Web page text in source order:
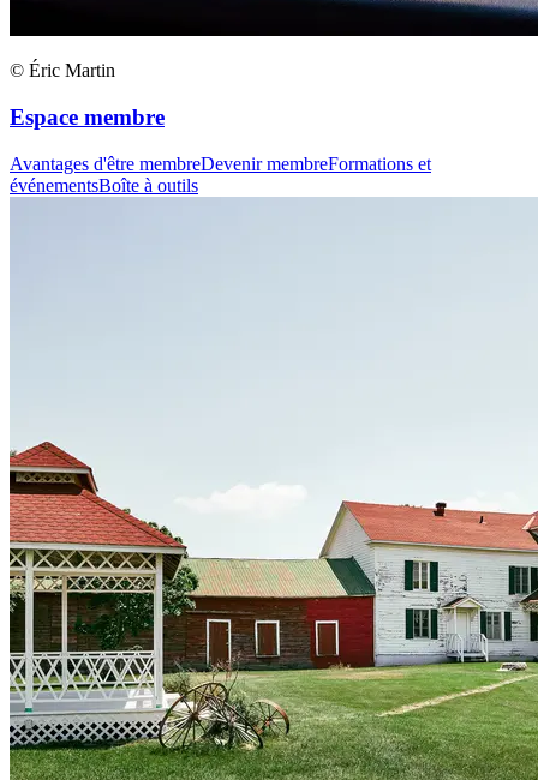
© Éric Martin
Espace membre
Avantages d'être membreDevenir membreFormations et
événementsBoîte à outils